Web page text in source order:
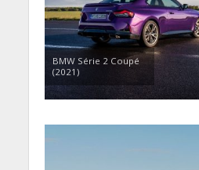
BMW Série 2 Coupé
(2021)